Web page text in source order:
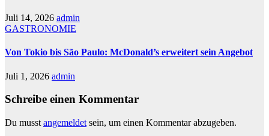
Juli 14, 2026 admin
GASTRONOMIE
Von Tokio bis São Paulo: McDonald’s erweitert sein Angebot
Juli 1, 2026 admin
Schreibe einen Kommentar
Du musst angemeldet sein, um einen Kommentar abzugeben.